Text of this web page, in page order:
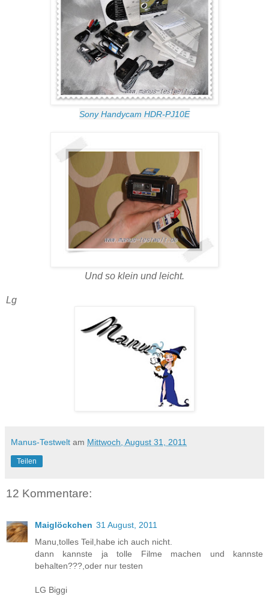
Sony Handycam HDR-PJ10E
Und so klein und leicht.
Lg
Manus-Testwelt am Mittwoch, August 31, 2011
Teilen
12 Kommentare:
Maiglöckchen 31 August, 2011
Manu,tolles Teil,habe ich auch nicht.
dann kannste ja tolle Filme machen und kannste
behalten???,oder nur testen
LG Biggi